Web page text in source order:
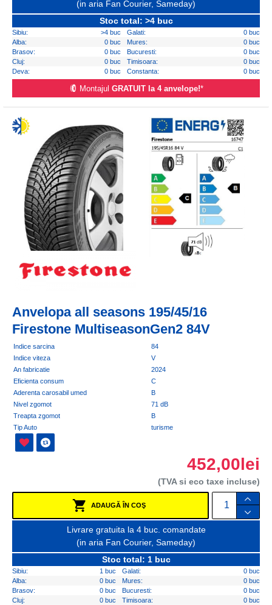
(in aria Fan Courier, Sameday)
Stoc total: >4 buc
Sibiu: >4 buc Galati:
0 buc
Alba:
0 buc Mures:
0 buc
Brasov:
0 buc Bucuresti:
0 buc
Cluj:
0 buc Timisoara:
0 buc
Deva:
0 buc Constanta: 0 buc
Montajul GRATUIT la 4 anvelope!*
Anvelopa all seasons 195/45/16
Firestone MultiseasonGen2 84V
Indice sarcina
84
Indice viteza
V
An fabricatie
2024
Eficienta consum
C
Aderenta carosabil umed
B
Nivel zgomot
71 dB
Treapta zgomot
B
Tip Auto
turisme
452,00lei
(TVA si eco taxe incluse)
ADAUGĂ ÎN COŞ
Livrare gratuita la 4 buc. comandate
(in aria Fan Courier, Sameday)
Stoc total: 1 buc
Sibiu: 1 buc Galati:
0 buc
Alba:
0 buc Mures:
0 buc
Brasov:
0 buc Bucuresti:
0 buc
Cluj:
0 buc Timisoara:
0 buc